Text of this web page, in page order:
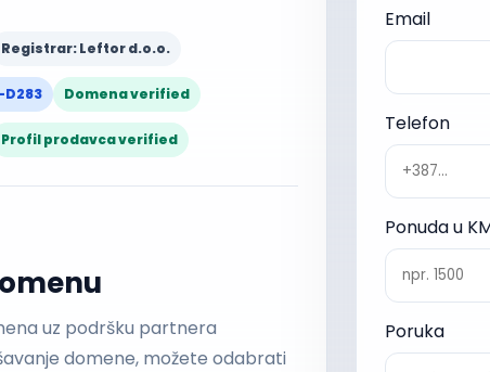
Registrar: Leftor d.o.o.
Domena verified
Profil prodavca verified
uz podršku partnera
domene, možete odabrati
Email
Telefon
Ponuda u
Poruka